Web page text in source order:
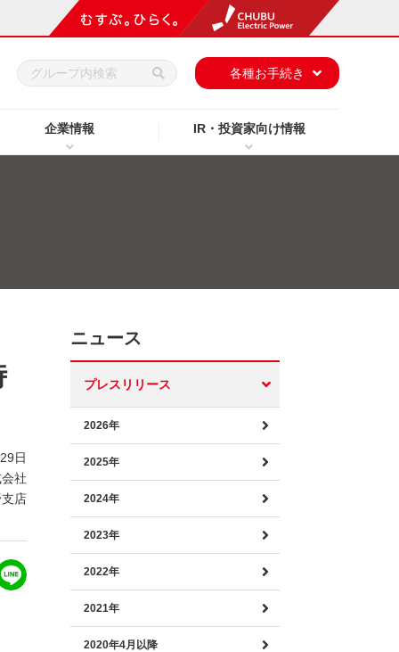
企業情報 IR・投資家向け情報
各種お手続き
日
社
店
ニュース
プレスリリース
2026年
2025年
2024年
2023年
2022年
2021年
2020年4月以降